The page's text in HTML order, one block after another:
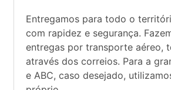
Entregamos para todo o
com rapidez e segurança.
entregas por transporte aéreo,
através dos correios. Para a
e ABC, caso desejado,